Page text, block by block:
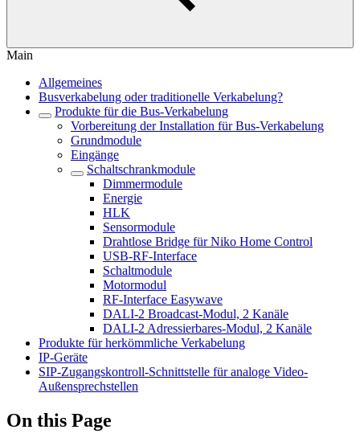
Main
Allgemeines
Busverkabelung oder traditionelle Verkabelung?
Produkte für die Bus-Verkabelung
Vorbereitung der Installation für Bus-Verkabelung
Grundmodule
Eingänge
Schaltschrankmodule
Dimmermodule
Energie
HLK
Sensormodule
Drahtlose Bridge für Niko Home Control
USB-RF-Interface
Schaltmodule
Motormodul
RF-Interface Easywave
DALI-2 Broadcast-Modul, 2 Kanäle
DALI-2 Adressierbares-Modul, 2 Kanäle
Produkte für herkömmliche Verkabelung
IP-Geräte
SIP-Zugangskontroll-Schnittstelle für analoge Video-
Außensprechstellen
On this Page